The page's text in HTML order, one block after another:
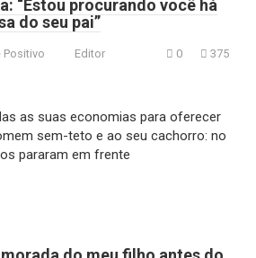
“Estou procurando você há
do seu pai”
Positivo Editor 0 375
as suas economias para oferecer
sem-teto e ao seu cachorro: no
pararam em frente